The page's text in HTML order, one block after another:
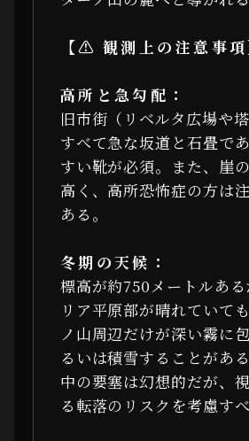
【⚠ 観測上の注意事項
高所と急勾配：
旧市街（リベルタ広場や
すべて急な坂道と石畳で
すい靴が必須。また、崖
高く、高所恐怖症の方は
ある。
冬期の天候：
標高が約750メートルある
リア平原部が晴れていて
ノ山周辺だけが深い霧に
るいは積雪することがあ
中の要塞は幻想的だが、
る転落のリスクを考慮す